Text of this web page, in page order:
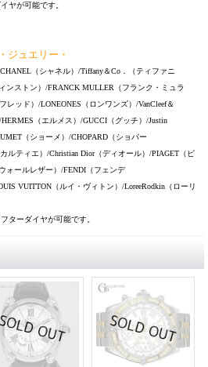
ヤが可能です。
・ジュエリー・
（シャネル）/Tiffany＆Co．（ティファニ
ンストン）/FRANCK MULLER（フランク・ミュラ
ッド）/LONEONES（ロンワンズ）/VanCleef＆
（エルメス）/GUCCI（グッチ）/Justin
（ショーメ）/CHOPARD（ショパー
ルティエ）/Christian Dior（ディオール）/PIAGET（ピ
ォールレザー）/FENDI（フェンデ
VUITTON（ルイ・ヴィトン）/LoreeRodkin（ローリ
ターダイヤが可能です。